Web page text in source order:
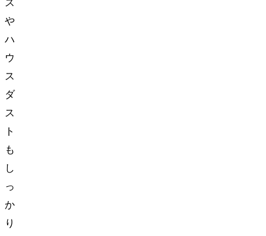
ス
や
ハ
ウ
ス
ダ
ス
ト
も
し
っ
か
り